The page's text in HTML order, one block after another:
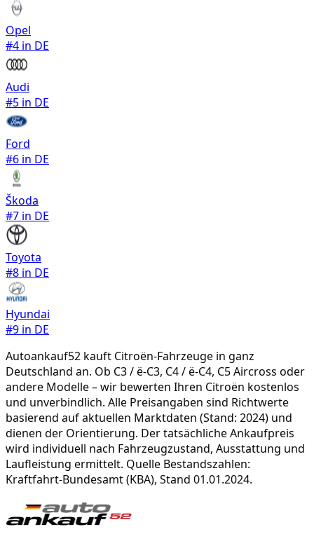
Opel
#4 in DE
Audi
#5 in DE
Ford
#6 in DE
Škoda
#7 in DE
Toyota
#8 in DE
Hyundai
#9 in DE
Autoankauf52 kauft Citroën-Fahrzeuge in ganz
Deutschland an. Ob C3 / ë-C3, C4 / ë-C4, C5 Aircross oder
andere Modelle – wir bewerten Ihren Citroën kostenlos
und unverbindlich. Alle Preisangaben sind Richtwerte
basierend auf aktuellen Marktdaten (Stand: 2024) und
dienen der Orientierung. Der tatsächliche Ankaufpreis
wird individuell nach Fahrzeugzustand, Ausstattung und
Laufleistung ermittelt. Quelle Bestandszahlen:
Kraftfahrt-Bundesamt (KBA), Stand 01.01.2024.